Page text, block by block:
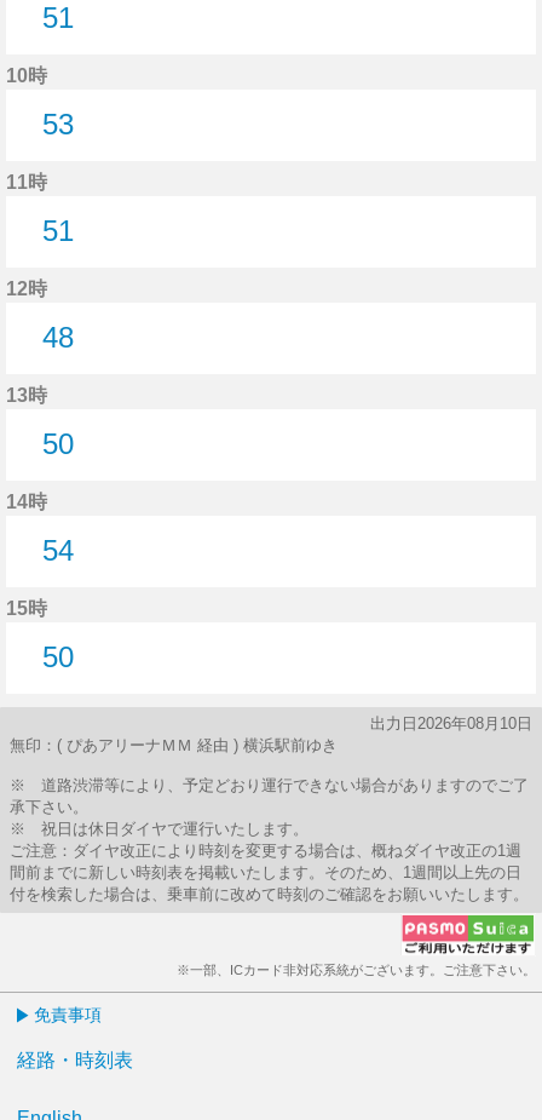
51
10時
53
11時
51
12時
48
13時
50
14時
54
15時
50
出力日2026年08月10日
無印：( ぴあアリーナＭＭ 経由 ) 横浜駅前ゆき
※ 道路渋滞等により、予定どおり運行できない場合がありますのでご了
承下さい。
※ 祝日は休日ダイヤで運行いたします。
ご注意：ダイヤ改正により時刻を変更する場合は、概ねダイヤ改正の1週
間前までに新しい時刻表を掲載いたします。そのため、1週間以上先の日
付を検索した場合は、乗車前に改めて時刻のご確認をお願いいたします。
※一部、ICカード非対応系統がございます。ご注意下さい。
免責事項
経路・時刻表